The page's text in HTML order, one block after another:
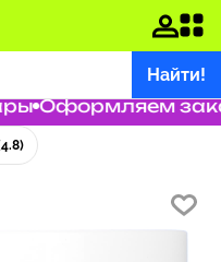
Найти!
Оформляем заказ